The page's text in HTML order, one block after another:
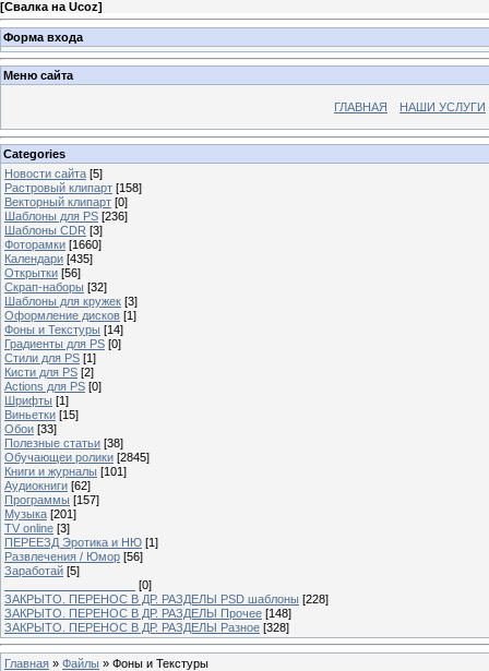
[Свалка на Ucoz]
Форма входа
Меню сайта
ГЛАВНАЯ НАШИ УСЛУГИ
Categories
Новости сайта [5]
Растровый клипарт [158]
Векторный клипарт [0]
Шаблоны для PS [236]
Шаблоны CDR [3]
Фоторамки [1660]
Календари [435]
Открытки [56]
Скрап-наборы [32]
Шаблоны для кружек [3]
Оформление дисков [1]
Фоны и Текстуры [14]
Градиенты для PS [0]
Стили для PS [1]
Кисти для PS [2]
Actions для PS [0]
Шрифты [1]
Виньетки [15]
Обои [33]
Полезные статьи [38]
Обучающеи ролики [2845]
Книги и журналы [101]
Аудиокниги [62]
Программы [157]
Музыка [201]
TV online [3]
ПЕРЕЕЗД Эротика и НЮ [1]
Развлечения / Юмор [56]
Заработай [5]
[0]
ЗАКРЫТО. ПЕРЕНОС В ДР. РАЗДЕЛЫ PSD шаблоны [228]
ЗАКРЫТО. ПЕРЕНОС В ДР. РАЗДЕЛЫ Прочее [148]
ЗАКРЫТО. ПЕРЕНОС В ДР. РАЗДЕЛЫ Разное [328]
Главная » Файлы » Фоны и Текстуры